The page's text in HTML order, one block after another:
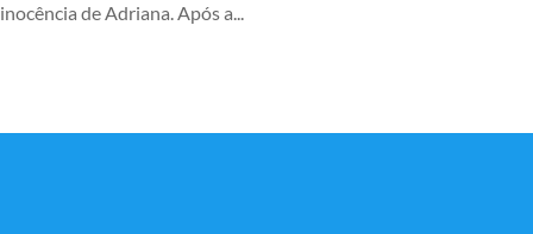
inocência de Adriana. Após a...